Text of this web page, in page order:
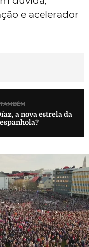
e acelerador
a nova estrela da